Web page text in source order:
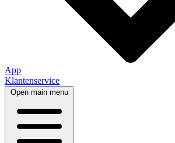
App
Klantenservice
Open main menu